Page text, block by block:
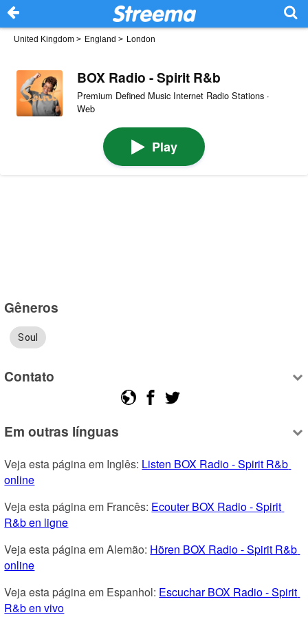
United Kingdom > England > London
BOX Radio - Spirit R&b
Premium Defined Music Internet Radio Stations ·
Web
Play
Gêneros
Soul
Contato
Em outras línguas
Veja esta página em Inglês: Listen BOX Radio - Spirit R&b
online
Veja esta página em Francês: Ecouter BOX Radio - Spirit
R&b en ligne
Veja esta página em Alemão: Hören BOX Radio - Spirit R&b
online
Veja esta página em Espanhol: Escuchar BOX Radio - Spirit
R&b en vivo